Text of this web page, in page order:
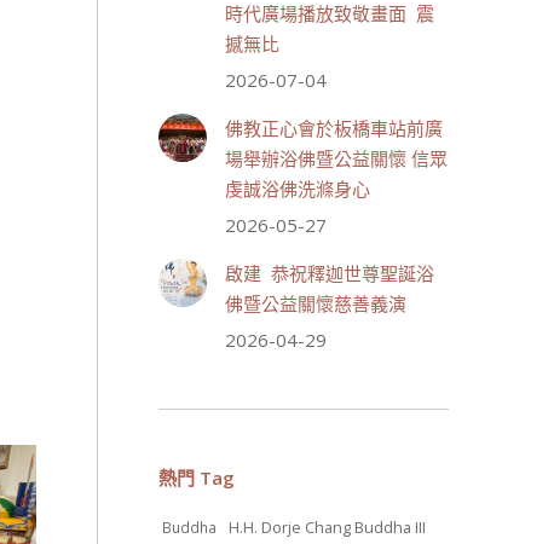
分享
世界佛教正心會
週日（7/19）將於世界佛教正
心會金龜山三寶殿... 觀看更多
時代廣場播放致敬畫面 震
撼無比
2026-07-04
佛教正心會於板橋車站前廣
場舉辦浴佛暨公益關懷 信眾
虔誠浴佛洗滌身心
2026-05-27
啟建 恭祝釋迦世尊聖誕浴
佛暨公益關懷慈善義演
2026-04-29
熱門 Tag
Buddha H.H. Dorje Chang Buddha III